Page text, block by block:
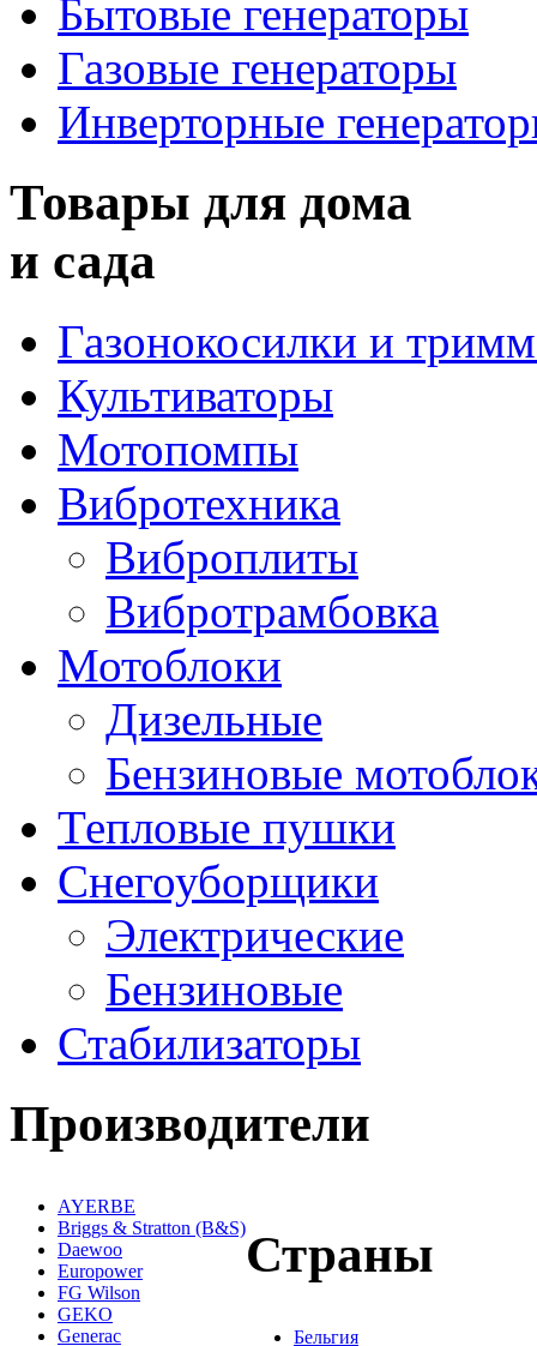
Бытовые генераторы
Газовые генераторы
Инверторные
Товары для дома
и сада
Газонокосилки и
Культиваторы
Мотопомпы
Вибротехника
Виброплиты
Вибротрамбовка
Мотоблоки
Дизельные
Бензиновые
Тепловые пушки
Снегоуборщики
Электрические
Бензиновые
Стабилизаторы
Производители
AYERBE
Briggs & Stratton (B&S)
Daewoo
Europower
FG Wilson
GEKO
Generac
Страны
Бельгия